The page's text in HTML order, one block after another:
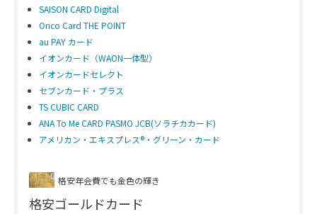
SAISON CARD Digital
Orico Card THE POINT
au PAY カード
イオンカード（WAON一体型）
イオンカードセレクト
セブンカード・プラス
TS CUBIC CARD
ANA To Me CARD PASMO JCB(ソラチカカード)
アメリカン・エキスプレス®・グリーン・カード
格安年会費でも金色の輝き
格安ゴールドカード